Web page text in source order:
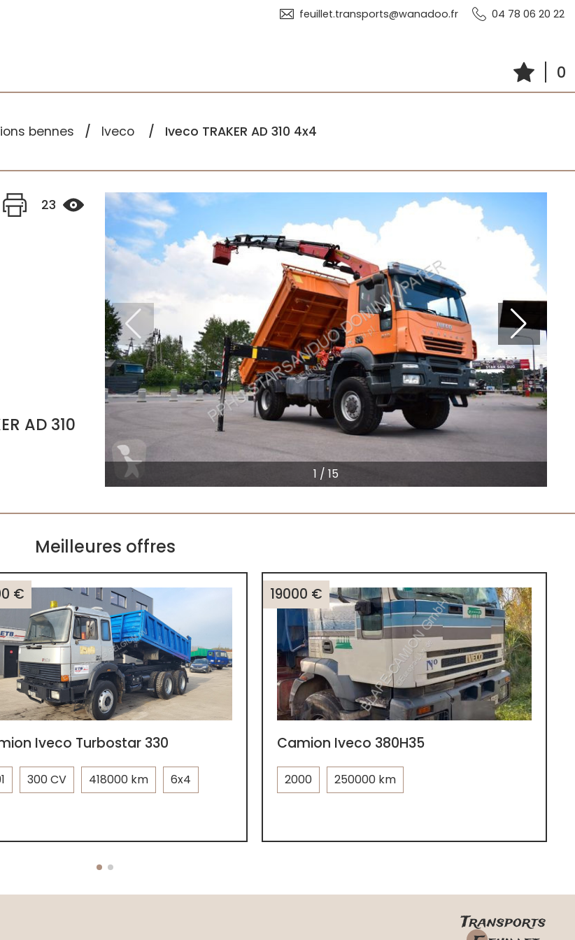
feuillet.transports@wanadoo.fr 04 78 06 20 22
0
bennes Iveco Iveco TRAKER AD 310 4x4
1 / 15
23
AD 310
Meilleures offres
Iveco Turbostar 330
€
300 CV 418000 km 6x4
Camion Iveco 380H35
19000 €
2000 250000 km